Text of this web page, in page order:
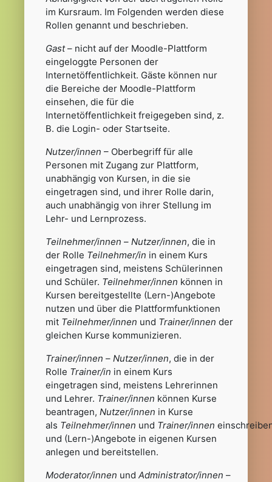
im Kursraum. Im Folgenden werden diese
Rollen genannt und beschrieben.
Gast– nicht auf der Moodle-Plattform
eingeloggte Personen der
Internetöffentlichkeit. Gäste können nur
die Bereiche der Moodle-Plattform
einsehen, die für die
Internetöffentlichkeit freigegeben sind, z.
B. die Login- oder Startseite.
Nutzer/innen – Oberbegriff für alle
Personen mit Zugang zur Plattform,
unabhängig von Kursen, in die sie
eingetragen sind, und ihrer Rolle darin,
auch unabhängig von ihrer Stellung im
Lehr- und Lernprozess.
Teilnehmer/innen – Nutzer/innen, die in
der Rolle Teilnehmer/in in einem Kurs
eingetragen sind, meistens Schülerinnen
und Schüler. Teilnehmer/innen können in
Kursen bereitgestellte (Lern-)Angebote
nutzen und über die Plattformfunktionen
mit Teilnehmer/innen und Trainer/innen der
gleichen Kurse kommunizieren.
Trainer/innen – Nutzer/innen, die in der
Rolle Trainer/in in einem Kurs
eingetragen sind, meistens Lehrerinnen
und Lehrer. Trainer/innen können Kurse
beantragen, Nutzer/innen in Kurse
als Teilnehmer/innen und Trainer/innen
und (Lern-)Angebote in eigenen Kursen
anlegen und bereitstellen.
Moderator/innen und Administrator/innen –